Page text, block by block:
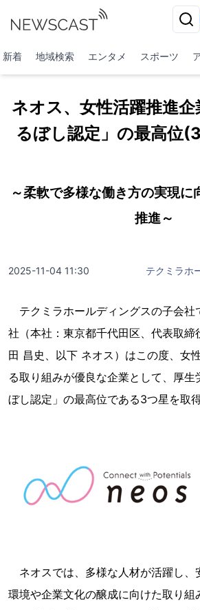
新着 地域検索 エンタメ スポーツ
ネオス、女性活躍推進企
るぼし認定」の最高位
～柔軟で多様な働き方の実現に
推進～
2025-11-04 11:30 テクミラホ
テクミラホールディングスの子会社
社（本社：東京都千代田区、代表取
田 昌史、以下 ネオス）はこの度、女
る取り組みが優良な企業として、厚生
ぼし認定」の最高位である3つ星を取
ネオスでは、多様な人材が活躍し、
環境や企業文化の醸成に向けた取り組